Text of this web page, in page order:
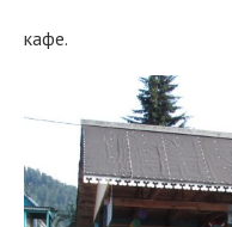
кафе.